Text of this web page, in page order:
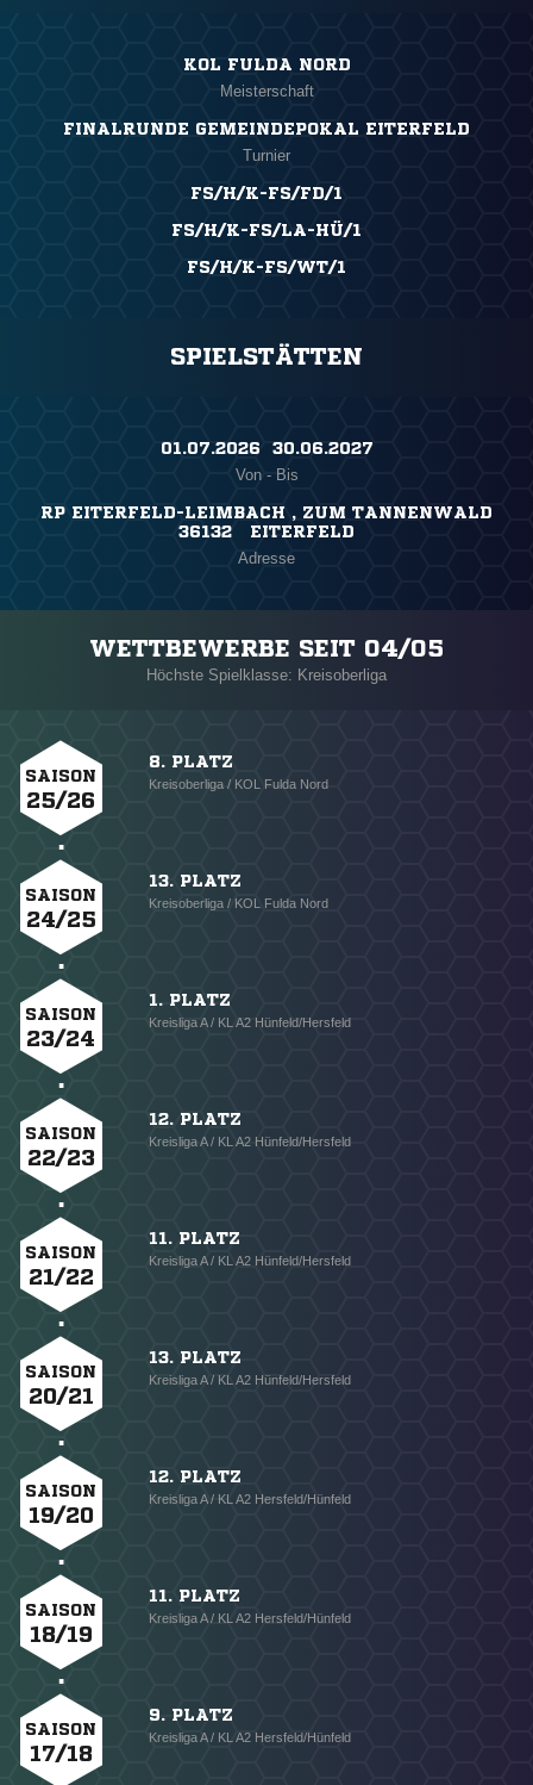
KOL FULDA NORD
Meisterschaft
FINALRUNDE GEMEINDEPOKAL EITERFELD
Turnier
FS/H/K-FS/FD/1
FS/H/K-FS/LA-HÜ/1
FS/H/K-FS/WT/1
SPIELSTÄTTEN
01.07.2026 ​ 30.06.2027
Von - Bis
RP EITERFELD-LEIMBACH , ZUM TANNENWALD
36132 EITERFELD
Adresse
WETTBEWERBE SEIT 04/05
Höchste Spielklasse: Kreisoberliga
SAISON
25/26
8. PLATZ
Kreisoberliga / KOL Fulda Nord
SAISON
24/25
13. PLATZ
Kreisoberliga / KOL Fulda Nord
SAISON
23/24
1. PLATZ
Kreisliga A / KL A2 Hünfeld/Hersfeld
SAISON
22/23
12. PLATZ
Kreisliga A / KL A2 Hünfeld/Hersfeld
SAISON
21/22
11. PLATZ
Kreisliga A / KL A2 Hünfeld/Hersfeld
SAISON
20/21
13. PLATZ
Kreisliga A / KL A2 Hünfeld/Hersfeld
SAISON
19/20
12. PLATZ
Kreisliga A / KL A2 Hersfeld/Hünfeld
SAISON
18/19
11. PLATZ
Kreisliga A / KL A2 Hersfeld/Hünfeld
SAISON
17/18
9. PLATZ
Kreisliga A / KL A2 Hersfeld/Hünfeld